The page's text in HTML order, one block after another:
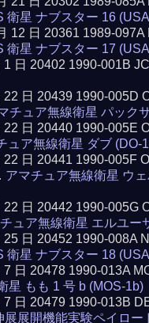
衛星 ナブスター 16
12 日 20361 1989-097A
衛星 ナブスター 17
1 日 20402 1990-001B
22 日 20439 1990-005D
チュア無線衛星 パック
22 日 20440 1990-005E
ュア無線衛星 ダブ (DO-
22 日 20441 1990-005F
アマチュア無線衛星 ウ
22 日 20442 1990-005G
ュア無線衛星 エルユー
25 日 20452 1990-008A
衛星 ナブスター 18
7 日 20478 1990-013A
星 もも 1 号 b (MOS-1b)
7 日 20479 1990-013B
展展開機能実験ペイロー